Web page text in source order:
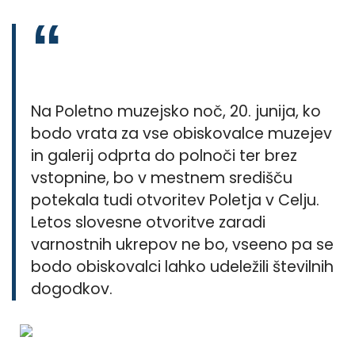
Na Poletno muzejsko noč, 20. junija, ko
bodo vrata za vse obiskovalce muzejev
in galerij odprta do polnoči ter brez
vstopnine, bo v mestnem središču
potekala tudi otvoritev Poletja v Celju.
Letos slovesne otvoritve zaradi
varnostnih ukrepov ne bo, vseeno pa se
bodo obiskovalci lahko udeležili številnih
dogodkov.